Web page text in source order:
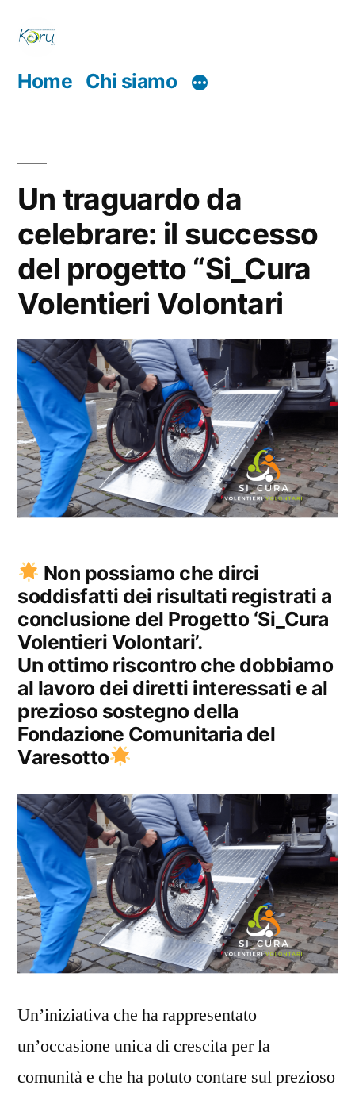
contenuto
Home Chi siamo
Un traguardo da
celebrare: il successo
del progetto “Si_Cura
Volentieri Volontari
Non possiamo che dirci
soddisfatti dei risultati registrati a
conclusione del Progetto ‘Si_Cura
Volentieri Volontari’.
Un ottimo riscontro che dobbiamo
al lavoro dei diretti interessati e al
prezioso sostegno della
Fondazione Comunitaria del
Varesotto
Un’iniziativa che ha rappresentato
un’occasione unica di crescita per la
comunità e che ha potuto contare sul prezioso